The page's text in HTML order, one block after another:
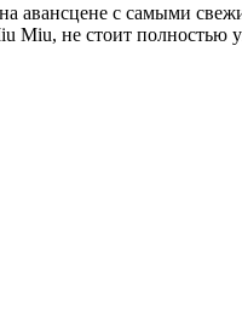
авансцене с самыми
Miu, не стоит полностью